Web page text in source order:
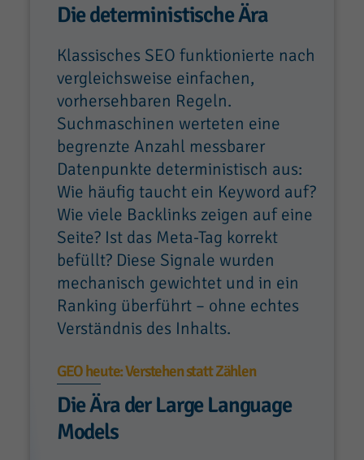
Die deterministische Ära
Klassisches SEO funktionierte nach
vergleichsweise einfachen,
vorhersehbaren Regeln.
Suchmaschinen werteten eine
begrenzte Anzahl messbarer
Datenpunkte deterministisch aus:
Wie häufig taucht ein Keyword auf?
Wie viele Backlinks zeigen auf eine
Seite? Ist das Meta-Tag korrekt
befüllt? Diese Signale wurden
mechanisch gewichtet und in ein
Ranking überführt – ohne echtes
Verständnis des Inhalts.
GEO heute: Verstehen statt Zählen
Die Ära der Large Language
Models